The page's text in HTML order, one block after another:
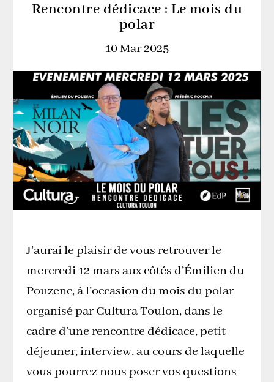
Rencontre dédicace : Le mois du
polar
10 Mar 2025
J’aurai le plaisir de vous retrouver le
mercredi 12 mars aux côtés d’Émilien du
Pouzenc, à l’occasion du mois du polar
organisé par Cultura Toulon, dans le
cadre d’une rencontre dédicace, petit-
déjeuner, interview, au cours de laquelle
vous pourrez nous poser vos questions